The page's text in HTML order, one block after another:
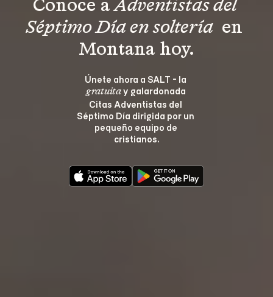
Conoce a Adventistas del
Séptimo Día en soltería en
Montana hoy.
Únete ahora a SALT - la
gratuita y galardonada
Citas Adventistas del
Séptimo Día dirigida por un
pequeño equipo de
cristianos.